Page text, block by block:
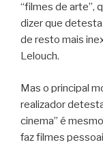
“filmes de arte”,
dizer que detesta
de resto mais
Lelouch.
Mas o principal
realizador
cinema” é
faz filmes